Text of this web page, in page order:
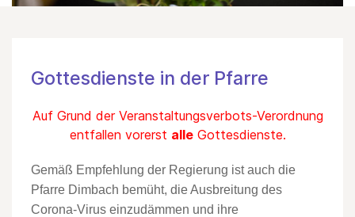
Gottesdienste in der Pfarre
Auf Grund der Veranstaltungsverbots-Verordnung
entfallen vorerst alleGottesdienste.
Gemäß Empfehlung der Regierung ist auch die
Pfarre Dimbach bemüht, die Ausbreitung des
Corona-Virus einzudämmen und ihre